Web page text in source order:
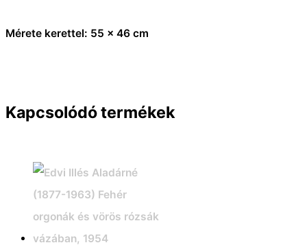
Mérete kerettel: 55 x 46 cm
Kapcsolódó termékek